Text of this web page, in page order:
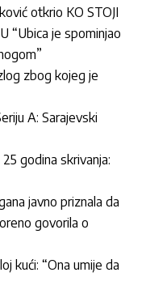
otkrio KO STOJI
“Ubica je spominjao
zbog kojeg je
A: Sarajevski
godina skrivanja:
javno priznala da
govorila o
kući: “Ona umije da